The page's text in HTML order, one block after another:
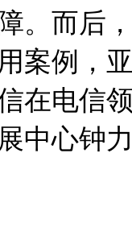
。而后
案例，
在电信
中心钟